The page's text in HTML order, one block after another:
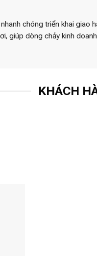
chóng triển khai giao
giúp dòng chảy kinh doanh
KHÁCH